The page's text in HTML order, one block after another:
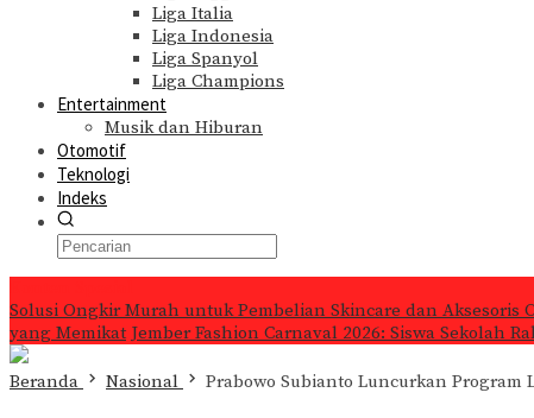
Liga Italia
Liga Indonesia
Liga Spanyol
Liga Champions
Entertainment
Musik dan Hiburan
Otomotif
Teknologi
Indeks
Solusi Ongkir Murah untuk Pembelian Skincare dan Aksesoris
yang Memikat Jember Fashion Carnaval 2026: Siswa Sekolah
Beranda Nasional Prabowo Subianto Luncurkan